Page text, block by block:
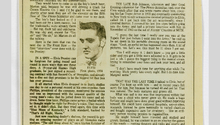
Kasse
Linkliste
Mein Konto
Mitglieder